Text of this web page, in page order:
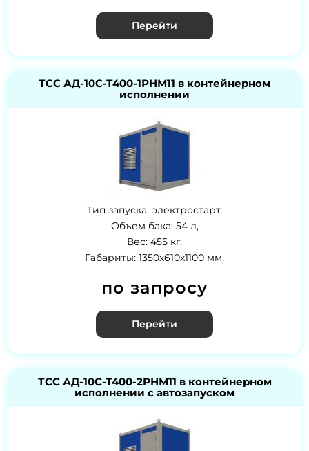
Перейти
ТСС АД-10С-Т400-1РНМ11 в контейнерном
исполнении
Тип запуска: электростарт,
Объем бака: 54 л,
Вес: 455 кг,
Габариты: 1350х610х1100 мм,
по запросу
Перейти
ТСС АД-10С-Т400-2РНМ11 в контейнерном
исполнении с автозапуском